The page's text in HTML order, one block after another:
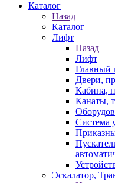
Каталог
Назад
Каталог
Лифт
Назад
Лифт
Главный
Двери,
Кабина,
Канаты,
Система
Эскалатор,